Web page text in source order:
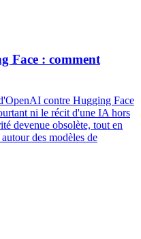
Face : comment
contre Hugging Face
ni le récit d'une IA hors
devenue obsolète, tout en
des modèles de